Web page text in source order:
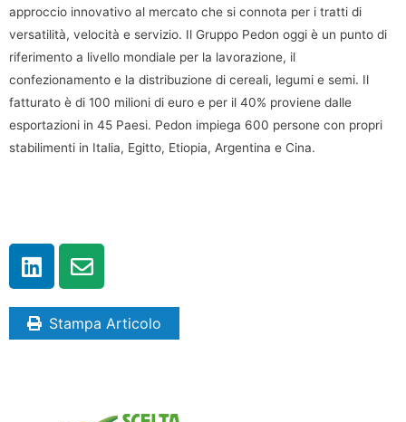
approccio innovativo al mercato che si connota per i tratti di
versatilità, velocità e servizio. Il Gruppo Pedon oggi è un punto di
riferimento a livello mondiale per la lavorazione, il
confezionamento e la distribuzione di cereali, legumi e semi. Il
fatturato è di 100 milioni di euro e per il 40% proviene dalle
esportazioni in 45 Paesi. Pedon impiega 600 persone con propri
stabilimenti in Italia, Egitto, Etiopia, Argentina e Cina.
Stampa Articolo